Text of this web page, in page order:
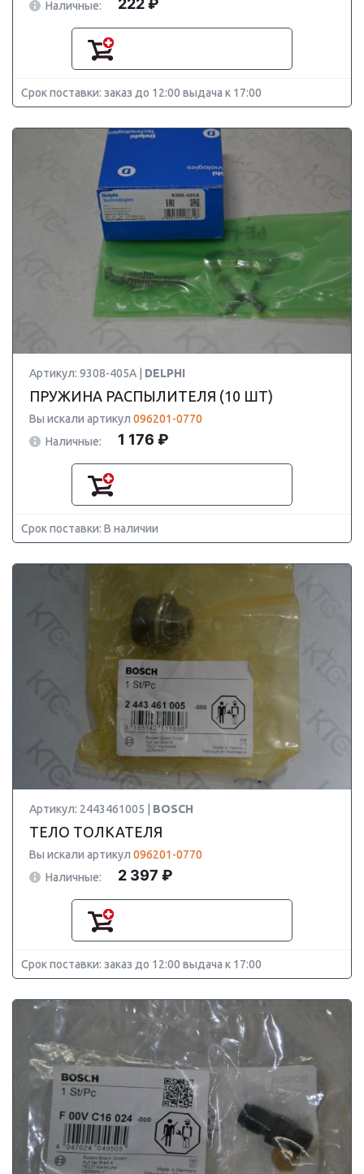
Наличные: 222 ₽
Срок поставки: заказ до 12:00 выдача к 17:00
Артикул: 9308-405A | DELPHI
ПРУЖИНА РАСПЫЛИТЕЛЯ (10 ШТ)
Вы искали артикул 096201-0770
Наличные:
1 176 ₽
Срок поставки: В наличии
Артикул: 2443461005 | BOSCH
ТЕЛО ТОЛКАТЕЛЯ
Вы искали артикул 096201-0770
Наличные:
2 397 ₽
Срок поставки: заказ до 12:00 выдача к 17:00